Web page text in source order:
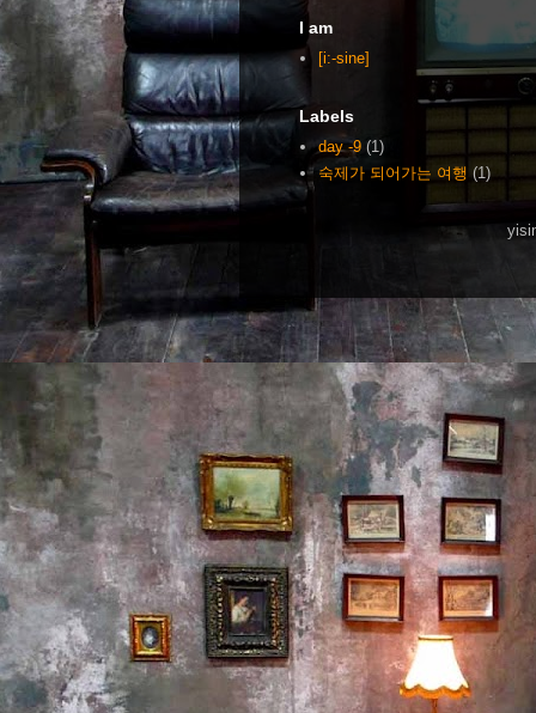
I am
[i:-sine]
Labels
day -9 (1)
숙제가 되어가는 여행 (1)